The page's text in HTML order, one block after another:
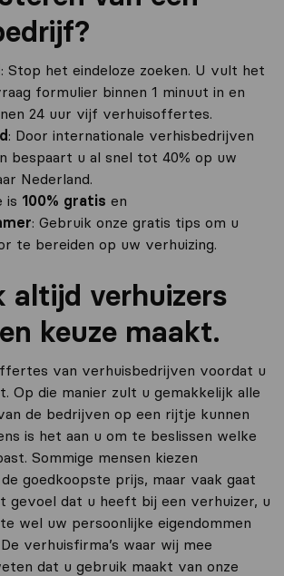
: Stop het eindeloze zoeken. U vult het
formulier binnen 1 minuut in en
24 uur vijf verhuisoffertes.
: Door internationale verhisbedrijven
bespaart u al snel tot 40% op uw
Nederland.
is 100% gratis en
: Gebruik onze gratis tips om u
te bereiden op uw verhuizing.
altijd verhuizers
keuze maakt.
van verhuisbedrijven voordat u
Op die manier zult u gemakkelijk alle
de bedrijven op een rijtje kunnen
is het aan u om te beslissen welke
Sommige mensen kiezen
goedkoopste prijs, maar vaak gaat
gevoel dat u heeft bij een verhuizer, u
wel uw persoonlijke eigendommen
verhuisfirma’s waar wij mee
dat u gebruik maakt van onze